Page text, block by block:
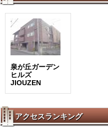
泉が丘ガーデン
ヒルズ
JIOUZEN
アクセスランキング